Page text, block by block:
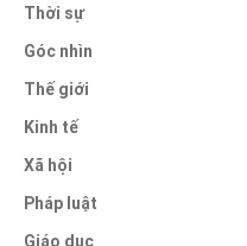
Thời sự
Góc nhìn
Thế giới
Kinh tế
Xã hội
Pháp luật
Giáo dục